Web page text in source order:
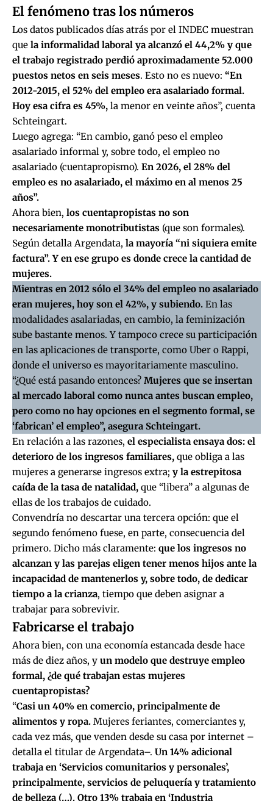
El fenómeno tras los números
Los datos publicados días atrás por el INDEC muestran
que la informalidad laboral ya alcanzó el 44,2% y que
el trabajo registrado perdió aproximadamente 52.000
puestos netos en seis meses. Esto no es nuevo: “En
2012-2015, el 52% del empleo era asalariado formal.
Hoy esa cifra es 45%, la menor en veinte años”, cuenta
Schteingart.
Luego agrega: “En cambio, ganó peso el empleo
asalariado informal y, sobre todo, el empleo no
asalariado (cuentapropismo). En 2026, el 28% del
empleo es no asalariado, el máximo en al menos 25
años”.
Ahora bien, los cuentapropistas no son
necesariamente monotributistas (que son formales).
Según detalla Argendata, la mayoría “ni siquiera emite
factura”. Y en ese grupo es donde crece la cantidad de
mujeres.
Mientras en 2012 sólo el 34% del empleo no asalariado
eran mujeres, hoy son el 42%, y subiendo. En las
modalidades asalariadas, en cambio, la feminización
sube bastante menos. Y tampoco crece su participación
en las aplicaciones de transporte, como Uber o Rappi,
donde el universo es mayoritariamente masculino.
“¿Qué está pasando entonces? Mujeres que se insertan
al mercado laboral como nunca antes buscan empleo,
pero como no hay opciones en el segmento formal, se
‘fabrican’ el empleo”, asegura Schteingart.
En relación a las razones, el especialista ensaya dos: el
deterioro de los ingresos familiares, que obliga a las
mujeres a generarse ingresos extra; y la estrepitosa
caída de la tasa de natalidad, que “libera” a algunas de
ellas de los trabajos de cuidado.
Convendría no descartar una tercera opción: que el
segundo fenómeno fuese, en parte, consecuencia del
primero. Dicho más claramente: que los ingresos no
alcanzan y las parejas eligen tener menos hijos ante la
incapacidad de mantenerlos y, sobre todo, de dedicar
tiempo a la crianza, tiempo que deben asignar a
trabajar para sobrevivir.
Fabricarse el trabajo
Ahora bien, con una economía estancada desde hace
más de diez años, y un modelo que destruye empleo
formal, ¿de qué trabajan estas mujeres
cuentapropistas?
“Casi un 40% en comercio, principalmente de
alimentos y ropa. Mujeres feriantes, comerciantes y,
cada vez más, que venden desde su casa por internet –
detalla el titular de Argendata–. Un 14% adicional
trabaja en ‘Servicios comunitarios y personales’,
principalmente, servicios de peluquería y tratamiento
de belleza (…). Otro 13% trabaja en ‘Industria